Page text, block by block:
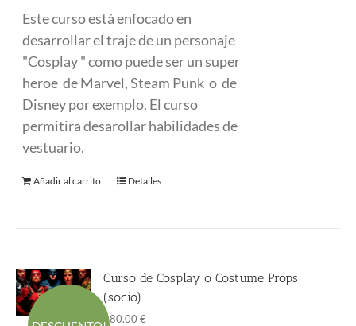
Este curso está enfocado en
desarrollar el traje de un personaje
"Cosplay " como puede ser un super
heroe de Marvel, Steam Punk o de
Disney por exemplo. El curso
permitira desarollar habilidades de
vestuario.
Añadir al carrito Detalles
Curso de Cosplay o Costume Props
(socio)
480.00€